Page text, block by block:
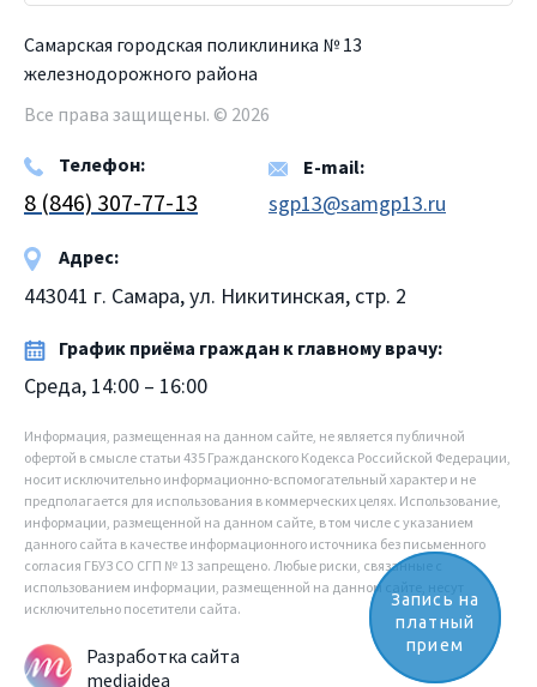
Самарская городская поликлиника № 13
железнодорожного района
Все права защищены. © 2026
Телефон:
8 (846) 307-77-13
E-mail:
sgp13@samgp13.ru
Адрес:
443041 г. Самара, ул. Никитинская, стр. 2
График приёма граждан к главному врачу:
Среда, 14:00 – 16:00
Информация, размещенная на данном сайте, не является публичной
офертой в смысле статьи 435 Гражданского Кодекса Российской Федерации,
носит исключительно информационно-вспомогательный характер и не
предполагается для использования в коммерческих целях. Использование,
информации, размещенной на данном сайте, в том числе с указанием
данного сайта в качестве информационного источника без письменного
согласия ГБУЗ СО СГП № 13 запрещено. Любые риски, связанные с
использованием информации, размещенной на данном сайте, несут
исключительно посетители сайта.
Разработка сайта
mediaidea
Запись на
платный
прием